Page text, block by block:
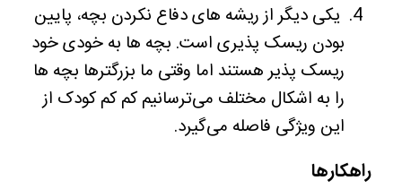
یکی دیگر از ریشه های دفاع نکردن بچه، پایین
بودن ریسک پذیری است. بچه ها به خودی خود
ریسک پذیر هستند اما وقتی ما بزرگترها بچه ها
را به اشکال مختلف می‌ترسانیم کم کم کودک از
این ویژگی فاصله می‌گیرد.
راهکارها